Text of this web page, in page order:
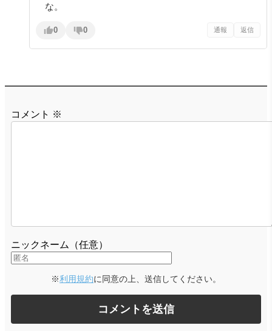
な。
0 0 通報 返信
コメント ※
ニックネーム（任意）
※利用規約に同意の上、送信してください。